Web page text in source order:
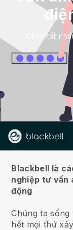
Cách tốt
Blackbell là
nghiệp tư vấn
động
Chúng ta
hết mọi thứ